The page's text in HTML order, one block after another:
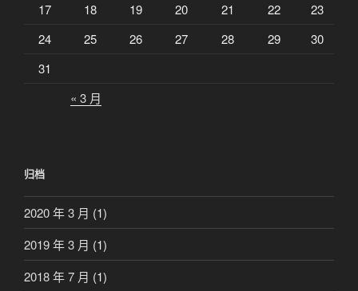
17
18 19 20 21 22
23
24
25 26 27 28 29
30
31
« 3 月
归档
2020 年 3 月 (1)
2019 年 3 月 (1)
2018 年 7 月 (1)